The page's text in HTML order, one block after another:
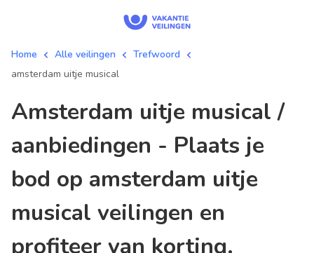
Home Alle veilingen
Trefwoord
amsterdam uitje musical
amsterdam uitje musical /
aanbiedingen - Plaats je
bod op amsterdam uitje
musical veilingen en
profiteer van korting.